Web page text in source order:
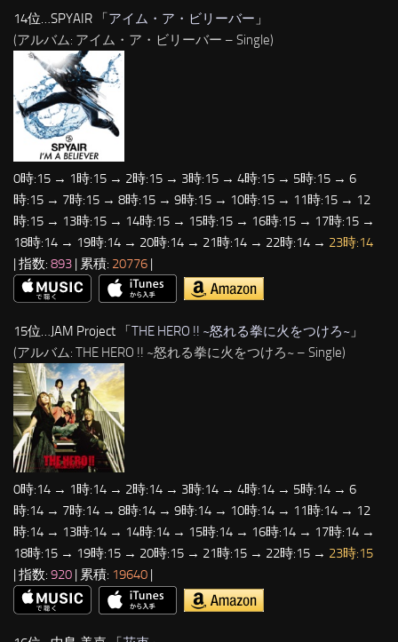
14位…SPYAIR 「アイム・ア・ビリーバー 」
(アルバム: アイム・ア・ビリーバー – Single)
0時:15 → 1時:15 → 2時:15 → 3時:15 → 4時:15 → 5時:15 → 6
時:15 → 7時:15 → 8時:15 → 9時:15 → 10時:15 → 11時:15 → 12
時:15 → 13時:15 → 14時:15 → 15時:15 → 16時:15 → 17時:15 →
18時:14 → 19時:14 → 20時:14 → 21時:14 → 22時:14 → 23時:14
| 指数: 893 | 累積: 20776 |
15位…JAM Project 「THE HERO !! ~怒れる拳に火をつけろ~ 」
(アルバム: THE HERO !! ~怒れる拳に火をつけろ~ – Single)
0時:14 → 1時:14 → 2時:14 → 3時:14 → 4時:14 → 5時:14 → 6
時:14 → 7時:14 → 8時:14 → 9時:14 → 10時:14 → 11時:14 → 12
時:14 → 13時:14 → 14時:14 → 15時:14 → 16時:14 → 17時:14 →
18時:15 → 19時:15 → 20時:15 → 21時:15 → 22時:15 → 23時:15
| 指数: 920 | 累積: 19640